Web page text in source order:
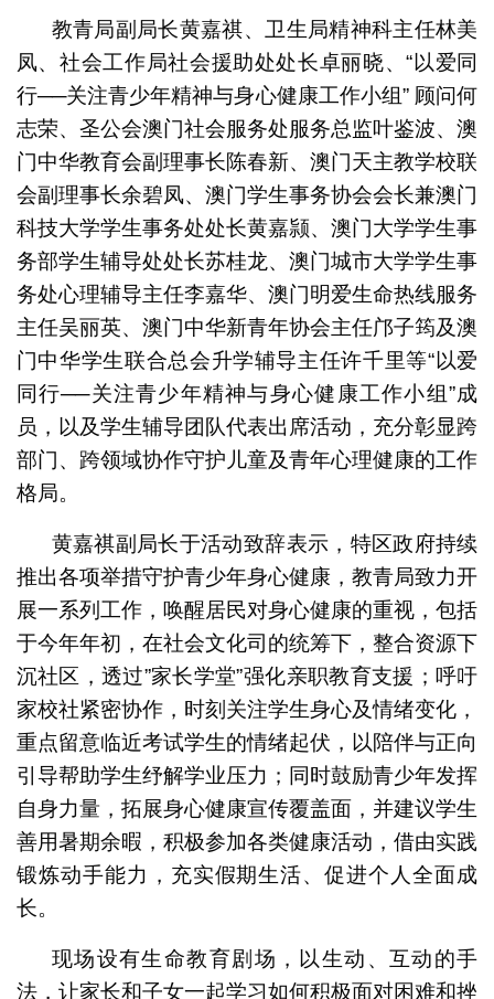
教青局副局长黄嘉祺、卫生局精神科主任林美
凤、社会工作局社会援助处处长卓丽晓、“以爱同
行──关注青少年精神与身心健康工作小组” 顾问何
志荣、圣公会澳门社会服务处服务总监叶鉴波、澳
门中华教育会副理事长陈春新、澳门天主教学校联
会副理事长余碧凤、澳门学生事务协会会长兼澳门
科技大学学生事务处处长黄嘉颕、澳门大学学生事
务部学生辅导处处长苏桂龙、澳门城市大学学生事
务处心理辅导主任李嘉华、澳门明爱生命热线服务
主任吴丽英、澳门中华新青年协会主任邝子筠及澳
门中华学生联合总会升学辅导主任许千里等“以爱
同行──关注青少年精神与身心健康工作小组”成
员，以及学生辅导团队代表出席活动，充分彰显跨
部门、跨领域协作守护儿童及青年心理健康的工作
格局。
黄嘉祺副局长于活动致辞表示，特区政府持续
推出各项举措守护青少年身心健康，教青局致力开
展一系列工作，唤醒居民对身心健康的重视，包括
于今年年初，在社会文化司的统筹下，整合资源下
沉社区，透过”家长学堂”强化亲职教育支援；呼吁
家校社紧密协作，时刻关注学生身心及情绪变化，
重点留意临近考试学生的情绪起伏，以陪伴与正向
引导帮助学生纾解学业压力；同时鼓励青少年发挥
自身力量，拓展身心健康宣传覆盖面，并建议学生
善用暑期余暇，积极参加各类健康活动，借由实践
锻炼动手能力，充实假期生活、促进个人全面成
长。
现场设有生命教育剧场，以生动、互动的手
法，让家长和子女一起学习如何积极面对困难和挫